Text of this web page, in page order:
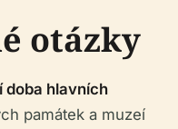
otázky
doba hlavních
památek a muzeí